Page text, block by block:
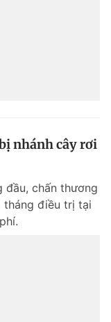
nhánh cây rơi
đầu, chấn thương
tháng điều trị tại